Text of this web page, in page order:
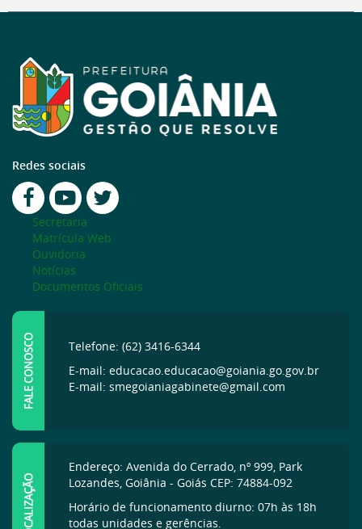
Redes sociais
Secretaria
Matrícula Web
Ouvidoria
Notícias
Documentos Oficiais
FALE CONOSCO
Telefone: (62) 3416-6344
E-mail: educacao.educacao@goiania.go.gov.br
E-mail: smegoianiagabinete@gmail.com
LOCALIZAÇÃO
Endereço: Avenida do Cerrado, nº 999, Park
Lozandes, Goiânia - Goiás CEP: 74884-092
Horário de funcionamento diurno: 07h às 18h
todas unidades e gerências.